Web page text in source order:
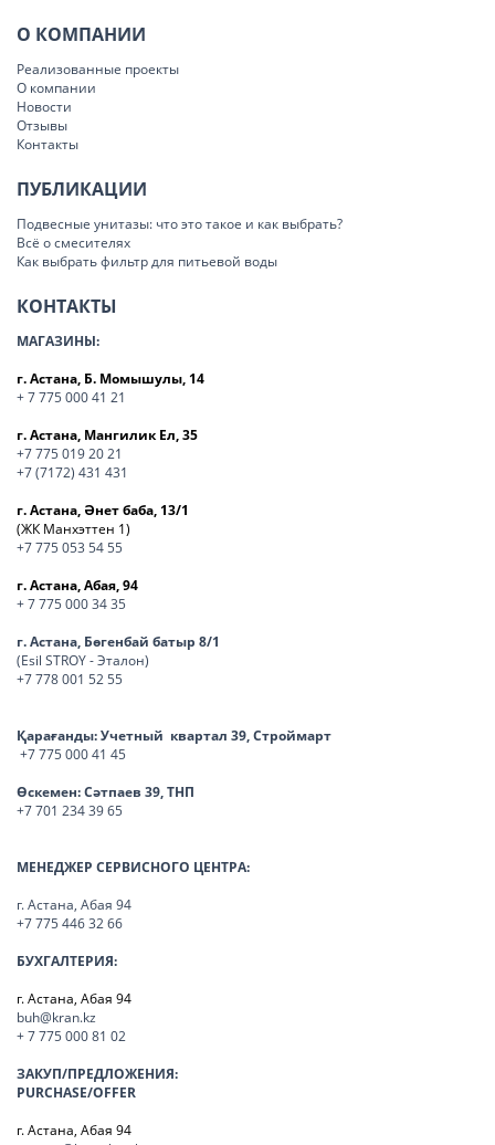
О КОМПАНИИ
Реализованные проекты
О компании
Новости
Отзывы
Контакты
ПУБЛИКАЦИИ
Подвесные унитазы: что это такое и как выбрать?
Всё о смесителях
Как выбрать фильтр для питьевой воды
КОНТАКТЫ
МАГАЗИНЫ:
г. Астана, Б. Момышулы, 14
+ 7 775 000 41 21
г. Астана, Мангилик Ел, 35
+7 775 019 20 21
+7 (7172) 431 431
г. Астана, Әнет баба, 13/1
(ЖК Манхэттен 1)
+7 775 053 54 55
г. Астана, Абая, 94
+ 7 775 000 34 35
г. Астана, Бөгенбай батыр 8/1
(Esil STROY - Эталон)
+7 778 001 52 55
Қарағанды:Учетный квартал 39, Строймарт
+7 775 000 41 45
Өскемен:Сәтпаев 39, ТНП
+7 701 234 39 65
МЕНЕДЖЕР СЕРВИСНОГО ЦЕНТРА:
г. Астана, Абая 94
+7 775 446 32 66
БУХГАЛТЕРИЯ:
г. Астана, Абая 94
buh@kran.kz
+ 7 775 000 81 02
ЗАКУП/ПРЕДЛОЖЕНИЯ:
PURCHASE/OFFER
г. Астана, Абая 94